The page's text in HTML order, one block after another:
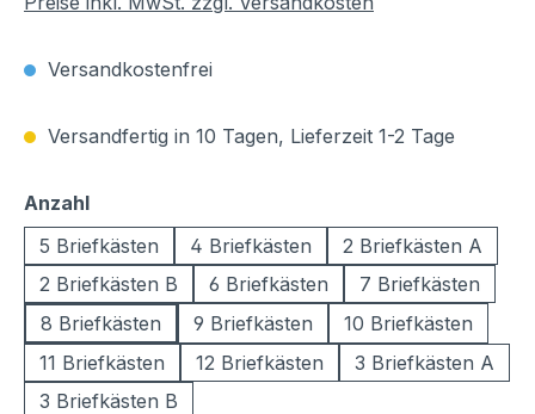
Versandkostenfrei
Versandfertig in 10 Tagen, Lieferzeit 1-2 Tage
Anzahlauswählen
5 Briefkästen
4 Briefkästen
2 Briefkästen A
2 Briefkästen B
6 Briefkästen
7 Briefkästen
8 Briefkästen
9 Briefkästen
10 Briefkästen
11 Briefkästen
12 Briefkästen
3 Briefkästen A
3 Briefkästen B